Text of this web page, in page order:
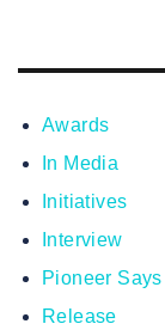
Awards
In Media
Initiatives
Interview
Pioneer Says
Release